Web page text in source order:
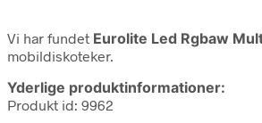
Vi har fundet Eurolite Led Rgbaw
mobildiskoteker.
Yderlige produktinformationer:
Produkt id: 9962